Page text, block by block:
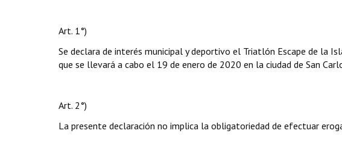
Art. 1°)
Se declara de interés municipal y deportivo el Triatlón Escape de la
que se llevará a cabo el 19 de enero de 2020 en la ciudad de San
Art. 2°)
La presente declaración no implica la obligatoriedad de efectuar